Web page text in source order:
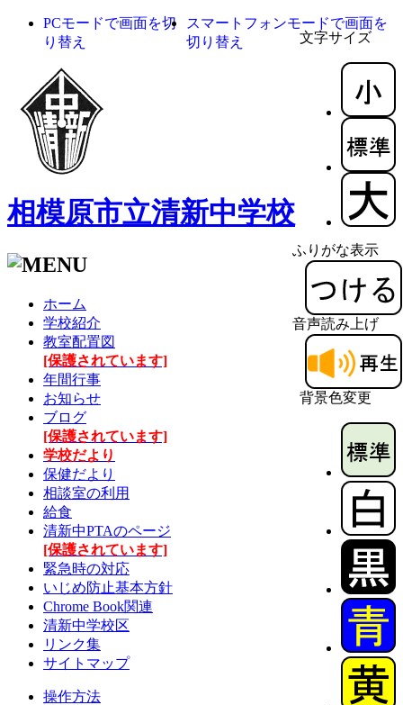
文字サイズ
ふりがな表示
音声読み上げ
背景色変更
PCモードで画面を切
り替え
スマートフォンモードで画面を
切り替え
相模原市立清新中学校
ホーム
学校紹介
教室配置図
[保護されています]
年間行事
お知らせ
ブログ
[保護されています]
学校だより
保健だより
相談室の利用
給食
清新中PTAのページ
[保護されています]
緊急時の対応
いじめ防止基本方針
Chrome Book関連
清新中学校区
リンク集
サイトマップ
操作方法